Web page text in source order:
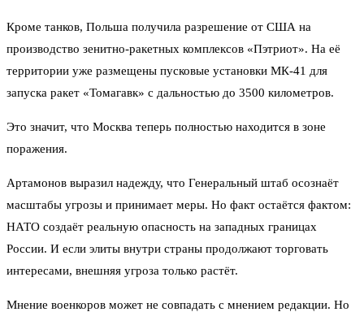
Кроме танков, Польша получила разрешение от США на
производство зенитно-ракетных комплексов «Пэтриот». На её
территории уже размещены пусковые установки МК-41 для
запуска ракет «Томагавк» с дальностью до 3500 километров.
Это значит, что Москва теперь полностью находится в зоне
поражения.
Артамонов выразил надежду, что Генеральный штаб осознаёт
масштабы угрозы и принимает меры. Но факт остаётся фактом:
НАТО создаёт реальную опасность на западных границах
России. И если элиты внутри страны продолжают торговать
интересами, внешняя угроза только растёт.
Мнение военкоров может не совпадать с мнением редакции. Но